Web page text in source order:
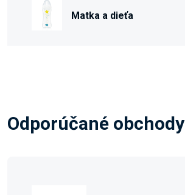
Matka a dieťa
Odporúčané obchody